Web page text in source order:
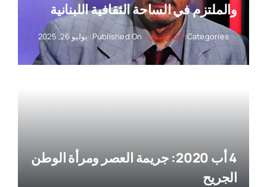
والملتزم في الساحة الثقافية اللبنانية
Categories: أخبار لبنان Published On: يوليو 26, 2025
4 أب 2020: جريمة العصر ومرأة الوطن
الجريح